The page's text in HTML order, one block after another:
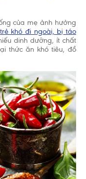
của mẹ ảnh hưởng
trẻ khó đi ngoài, bị táo
dinh dưỡng, ít chất
thức ăn khó tiêu, đồ
nhận và đóng
cáo nên nuôi
2 tuổi. Cho
uống khác
và sẽ có ảnh
bằng sữa mẹ.
ăn thức ăn bổ
với bú sữa mẹ
được tư vấn
dinh dưỡng
khi cho con